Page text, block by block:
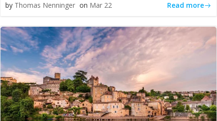
by Thomas Nenninger on Mar 22 Read more